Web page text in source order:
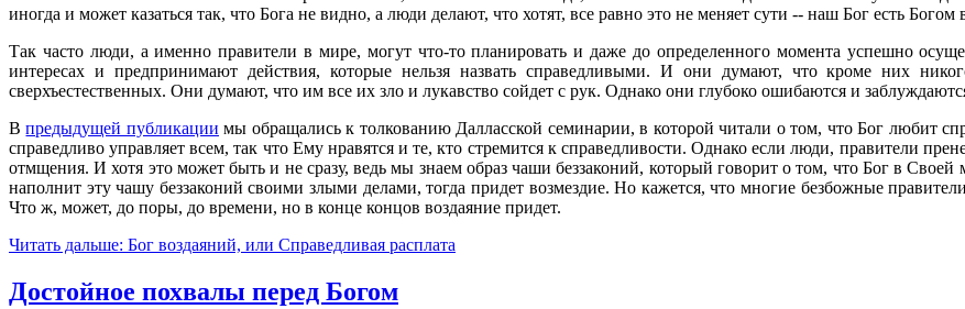
иногда и может казаться так, что Бога не видно, а люди делают, что хотят, все равно это не меняет сути -- наш Бог есть
Так часто люди, а именно правители в мире, могут что-то планировать и даже до определенного момента успешно
интересах и предпринимают действия, которые нельзя назвать справедливыми. И они думают, что кроме них
сверхъестественных. Они думают, что им все их зло и лукавство сойдет с рук. Однако они глубоко ошибаются и
Впредыдущей публикации мы обращались к толкованию Далласской семинарии, в которой читали о том, что Бог любит
справедливо управляет всем, так что Ему нравятся и те, кто стремится к справедливости. Однако если люди, правители
отмщения. И хотя это может быть и не сразу, ведь мы знаем образ чаши беззаконий, который говорит о том, что Бог в Своей
наполнит эту чашу беззаконий своими злыми делами, тогда придет возмездие. Но кажется, что многие безбожные
Что ж, может, до поры, до времени, но в конце концов воздаяние придет.
Читать дальше: Бог воздаяний, или Справедливая расплата
Достойное похвалы перед Богом